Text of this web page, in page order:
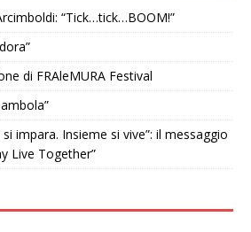
“Tick…tick…BOOM!”
di FRAleMURA Festival
impara. Insieme si vive”: il messaggio
Live Together”